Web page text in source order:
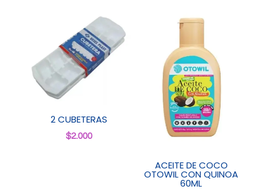
2 CUBETERAS
$2.000
ACEITE DE COCO
OTOWIL CON QUINOA
60ML